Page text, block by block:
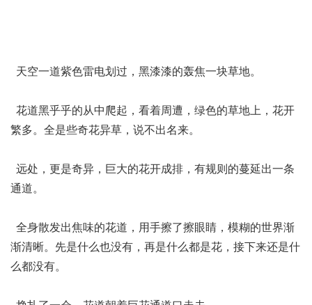
天空一道紫色雷电划过，黑漆漆的轰焦一块草地。
花道黑乎乎的从中爬起，看着周遭，绿色的草地上，花开
繁多。全是些奇花异草，说不出名来。
远处，更是奇异，巨大的花开成排，有规则的蔓延出一条
通道。
全身散发出焦味的花道，用手擦了擦眼睛，模糊的世界渐
渐清晰。先是什么也没有，再是什么都是花，接下来还是什
么都没有。